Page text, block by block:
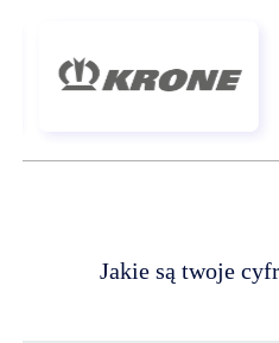
Jakie są twoje